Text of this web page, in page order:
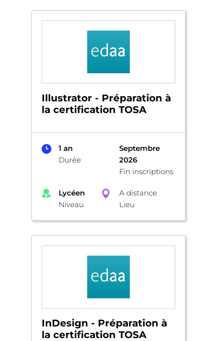
Illustrator - Préparation à
la certification TOSA
1 an
Durée
Septembre
2026
Fin inscriptions
Lycéen
Niveau
A distance
Lieu
InDesign - Préparation à
la certification TOSA